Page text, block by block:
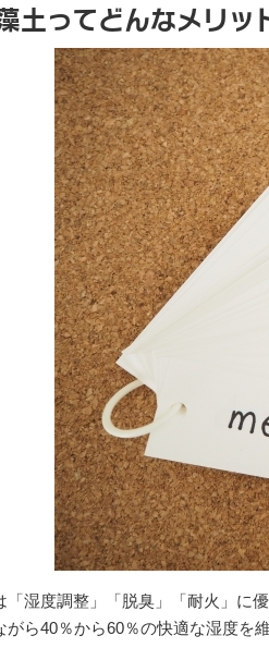
土ってどんなメリッ
「湿度調整」「脱臭」「耐火」に
がら40％から60％の快適な湿度を維